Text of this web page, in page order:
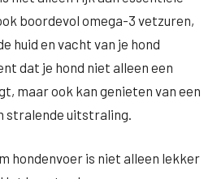
boordevol omega-3 vetzuren,
huid en vacht van je hond
dat je hond niet alleen een
maar ook kan genieten van een
stralende uitstraling.
hondenvoer is niet alleen lekker